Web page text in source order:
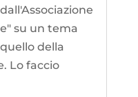
su un tema
della
Lo faccio